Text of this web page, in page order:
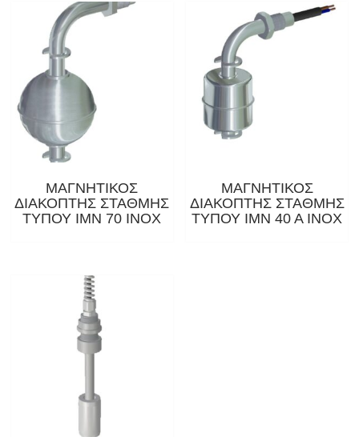
ΜΑΓΝΗΤΙΚΟΣ
ΔΙΑΚΟΠΤΗΣ ΣΤΑΘΜΗΣ
ΤΥΠΟΥ ΙΜΝ 70 ΙΝΟΧ
ΜΑΓΝΗΤΙΚΟΣ
ΔΙΑΚΟΠΤΗΣ ΣΤΑΘΜΗΣ
ΤΥΠΟΥ ΙΜΝ 40 Α ΙΝΟΧ